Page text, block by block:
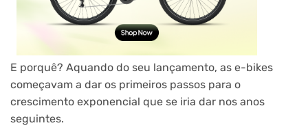
E porquê? Aquando do seu lançamento, as e-bikes
começavam a dar os primeiros passos para o
crescimento exponencial que se iria dar nos anos
seguintes.